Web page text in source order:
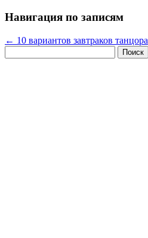
Навигация по записям
← 10 вариантов завтраков танцора